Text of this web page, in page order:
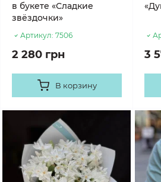
в букете «Сладкие
звёздочки»
Артикул: 7506
2 280 грн
В корзину
3